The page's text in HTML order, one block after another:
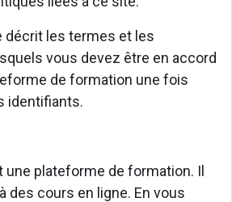
décrit les termes et les
vous devez être en accord
de formation une fois
identifiants.
une plateforme de formation. Il
des cours en ligne. En vous